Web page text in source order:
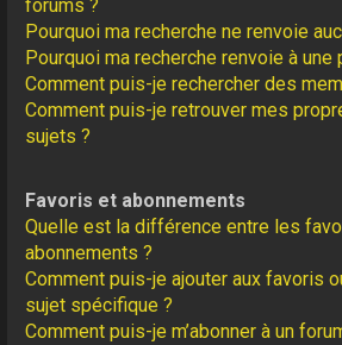
forums ?
Pourquoi ma recherche ne renvoie
Pourquoi ma recherche renvoie à une
Comment puis-je rechercher des
Comment puis-je retrouver mes
sujets ?
Favoris et abonnements
Quelle est la différence entre les
abonnements ?
Comment puis-je ajouter aux favoris
sujet spécifique ?
Comment puis-je m’abonner à un